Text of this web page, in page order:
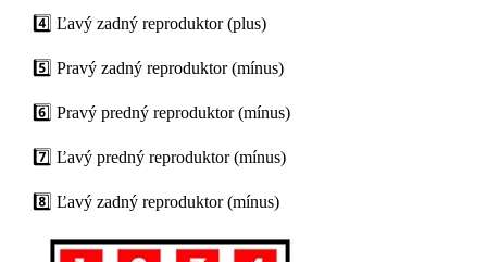
4️⃣ Ľavý zadný reproduktor (plus)
5️⃣ Pravý zadný reproduktor (mínus)
6️⃣ Pravý predný reproduktor (mínus)
7️⃣ Ľavý predný reproduktor (mínus)
8️⃣ Ľavý zadný reproduktor (mínus)